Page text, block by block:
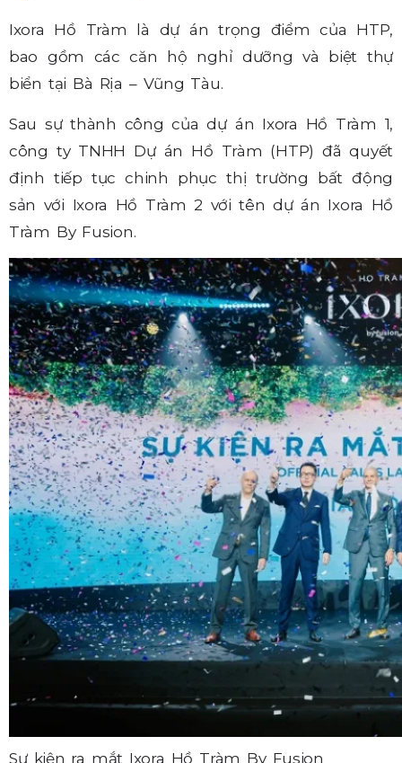
Ixora Hồ Tràm là dự án trọng điểm của HTP,
bao gồm các căn hộ nghỉ dưỡng và biệt thự
biển tại Bà Rịa – Vũng Tàu.
Sau sự thành công của dự án Ixora Hồ Tràm 1,
công ty TNHH Dự án Hồ Tràm (HTP) đã quyết
định tiếp tục chinh phục thị trường bất động
sản với Ixora Hồ Tràm 2 với tên dự án Ixora Hồ
Tràm By Fusion.
Sự kiện ra mắt Ixora Hồ Tràm By Fusion